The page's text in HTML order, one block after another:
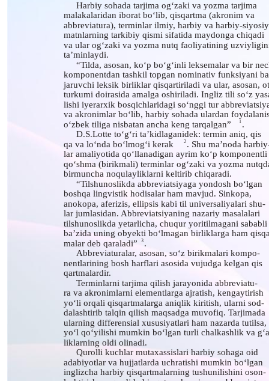
Harbiy sohada tarjima og‘zaki va yozma tarjima
malakalaridan iborat bo‘lib, qisqartma (akronim va
abbreviatura), terminlar ilmiy, harbiy va harbiy-siyosiy
matnlarning tarkibiy qismi sifatida maydonga chiqadi
va ular og‘zaki va yozma nutq faoliyatining
ta’minlaydi.
“Tilda, asosan, ko‘p bo‘g‘inli leksemalar va bir
komponentdan tashkil topgan nominativ funksiyani
jaruvchi leksik birliklar qisqartiriladi va ular, asosan, ot
turkumi doirasida amalga oshiriladi. Ingliz tili so‘z
lishi iyerarxik bosqichlaridagi so‘nggi tur
va akronimlar bo‘lib, harbiy sohada ulardan
o‘zbek tiliga nisbatan ancha keng tarqalgan”
1 .
D.S.Lotte to‘g‘ri ta’kidlaganidek: termin aniq, qis
qa va lo‘nda bo‘lmog‘i kerak
2 . Shu ma’noda
lar amaliyotida qo‘llanadigan ayrim ko‘p komponentli
qo‘shma (birikmali) terminlar og‘zaki va yozma
birmuncha noqulayliklarni keltirib chiqaradi.
“Tilshunoslikda abbreviatsiyaga yondosh bo‘lgan
boshqa lingvistik hodisalar ham mavjud. Sinkopa,
anokopa, aferizis, ellipsis kabi til universaliyalari shu-
lar jumlasidan. Abbreviatsiyaning nazariy masalalari
tilshunoslikda yetarlicha, chuqur yoritilmagani sababli
ba’zida uning obyekti bo‘lmagan birliklarga ham
malar deb qaraladi”
3 .
Abbreviaturalar, asosan, so‘z birikmalari kompo-
nentlarining bosh harflari asosida vujudga kelgan qis
qartmalardir.
Terminlarni tarjima qilish jarayonida abbreviatu-
ra va akronimlarni elementlarga ajratish, kengaytirish
yo‘li orqali qisqartmalarga aniqlik kiritish, ularni sod-
dalashtirib talqin qilish maqsadga muvofiq. Tarjimada
ularning differensial xususiyatlari ham nazarda tutilsa,
yo‘l qo‘yilishi mumkin bo‘lgan turli chalkashlik va
liklarning oldi olinadi.
Qurolli kuchlar mutaxassislari harbiy sohaga oid
adabiyotlar va hujjatlarda uchratishi mumkin bo‘lgan
inglizcha harbiy qisqartmalarning tushunilishini oson-